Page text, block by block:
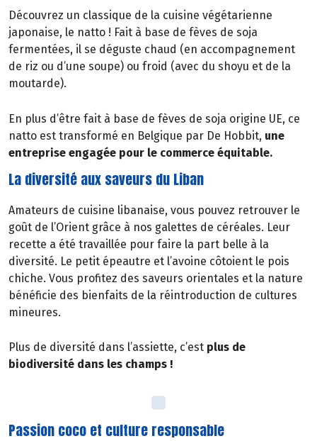
Découvrez un classique de la cuisine végétarienne
japonaise, le natto ! Fait à base de fèves de soja
fermentées, il se déguste chaud (en accompagnement
de riz ou d’une soupe) ou froid (avec du shoyu et de la
moutarde).
En plus d’être fait à base de fèves de soja origine UE, ce
natto est transformé en Belgique par De Hobbit, une
entreprise engagée pour le commerce équitable.
La diversité aux saveurs du Liban
Amateurs de cuisine libanaise, vous pouvez retrouver le
goût de l’Orient grâce à nos galettes de céréales. Leur
recette a été travaillée pour faire la part belle à la
diversité. Le petit épeautre et l’avoine côtoient le pois
chiche. Vous profitez des saveurs orientales et la nature
bénéficie des bienfaits de la réintroduction de cultures
mineures.
Plus de diversité dans l’assiette, c’est plus de
biodiversité dans les champs !
Passion coco et culture responsable